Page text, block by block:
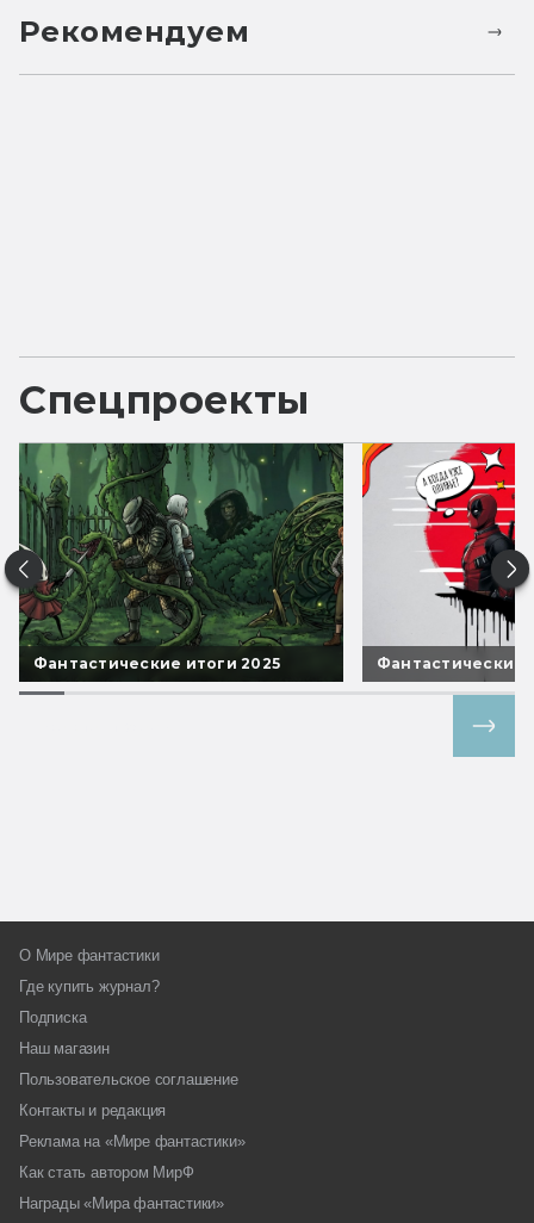
Рекомендуем
Спецпроекты
Фантастические итоги 2025 Фантастические
О Мире фантастики
Где купить журнал?
Подписка
Наш магазин
Пользовательское соглашение
Контакты и редакция
Реклама на «Мире фантастики»
Как стать автором МирФ
Награды «Мира фантастики»